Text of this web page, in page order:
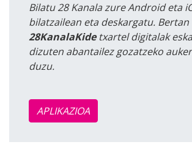
Bilatu 28 Kanala zure Android eta
bilatzailean eta deskargatu. Bertan
28KanalaKidetxartel digitalak
dizuten abantailez gozatzeko
duzu.
APLIKAZIOA